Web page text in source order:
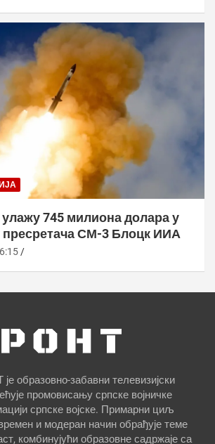
745 милиона долара у
СМ-3 Блоцк ИИА
образовно-забавни телевизијски
промовисању српске војничке
српске војске. Примарни циљ
и модеран начин обрађује теме
комбинујући образовне садржаје са